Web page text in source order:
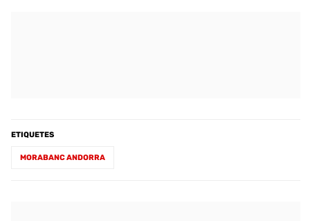
ETIQUETES
MORABANC ANDORRA